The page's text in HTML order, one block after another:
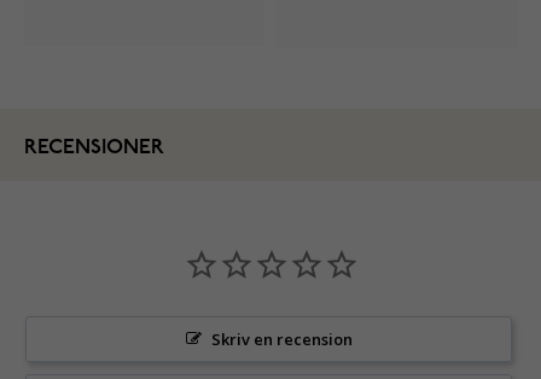
RECENSIONER
Skriv en recension